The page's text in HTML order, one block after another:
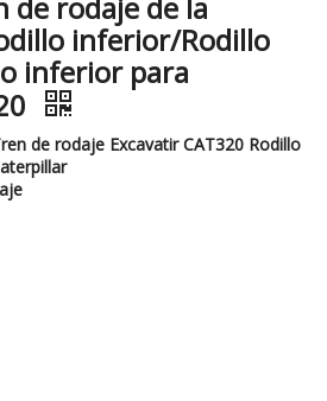
inferior/Rodillo
inferior para
de rodaje Excavatir CAT320 Rodillo